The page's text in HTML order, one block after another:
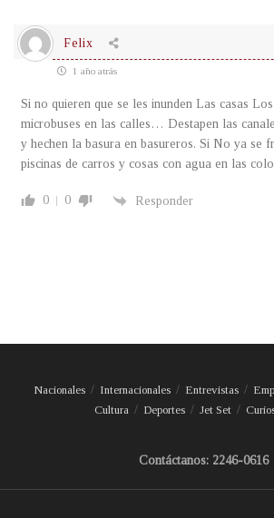
Felix
1 año atrás
Si no quieren que se les inunden Las casas
microbuses en las calles… Destapen las
y hechen la basura en basureros. Si No ya se
piscinas de carros y cosas con agua en las
0 0 Responder
Nacionales Internacionales Entrevistas
Cultura
Deportes Jet Set
Contáctanos: 2246-0616